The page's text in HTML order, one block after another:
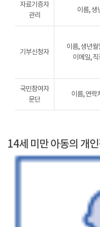
자료기증자
관리
이름, 생
기부신청자
이름, 생년월
이메일,
국민참여자
문단
이름, 연락
14세 미만 아동의 개인